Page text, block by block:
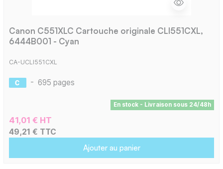
Canon C551XLC Cartouche originale CLI551CXL,
6444B001 - Cyan
CA-UCLI551CXL
- 695 pages
En stock - Livraison sous 24/48h
41,01 € HT
49,21 € TTC
Ajouter au panier